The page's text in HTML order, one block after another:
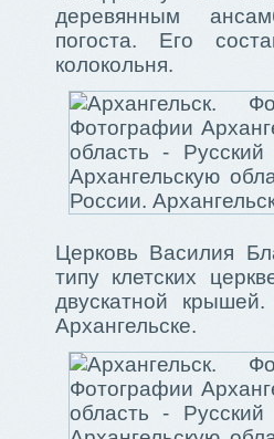
деревянным
погоста. Его
колокольня.
Церковь Василия
типу клетских
двускатной
Архангельске.